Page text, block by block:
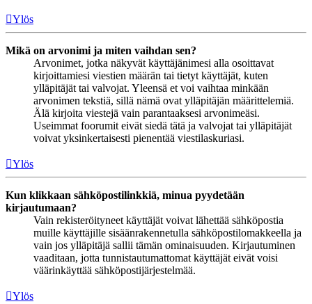
Ylös
Mikä on arvonimi ja miten vaihdan sen?
Arvonimet, jotka näkyvät käyttäjänimesi alla osoittavat
kirjoittamiesi viestien määrän tai tietyt käyttäjät, kuten
ylläpitäjät tai valvojat. Yleensä et voi vaihtaa minkään
arvonimen tekstiä, sillä nämä ovat ylläpitäjän määrittelemiä.
Älä kirjoita viestejä vain parantaaksesi arvonimeäsi.
Useimmat foorumit eivät siedä tätä ja valvojat tai ylläpitäjät
voivat yksinkertaisesti pienentää viestilaskuriasi.
Ylös
Kun klikkaan sähköpostilinkkiä, minua pyydetään
kirjautumaan?
Vain rekisteröityneet käyttäjät voivat lähettää sähköpostia
muille käyttäjille sisäänrakennetulla sähköpostilomakkeella ja
vain jos ylläpitäjä sallii tämän ominaisuuden. Kirjautuminen
vaaditaan, jotta tunnistautumattomat käyttäjät eivät voisi
väärinkäyttää sähköpostijärjestelmää.
Ylös